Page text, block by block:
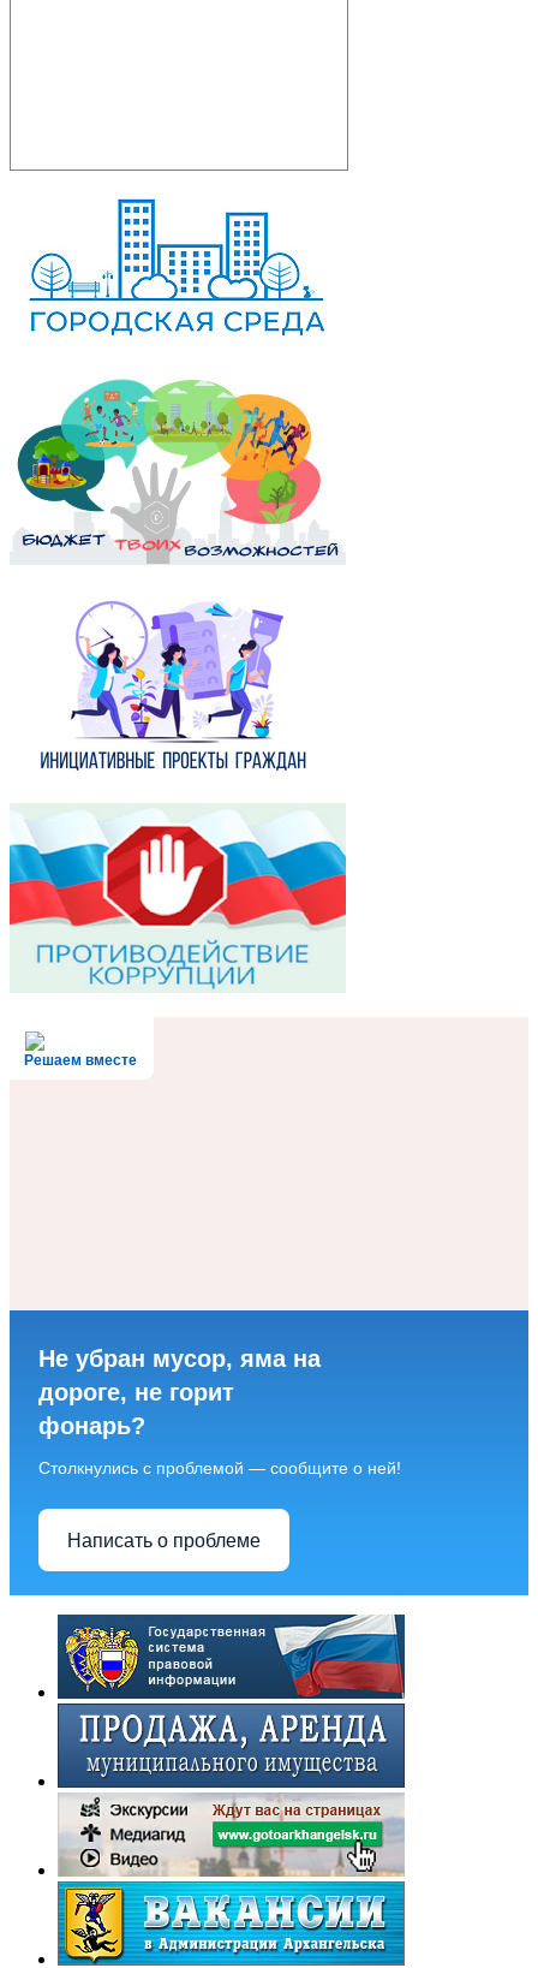
Решаем вместе
Не убран мусор, яма на
дороге, не горит
фонарь?
Столкнулись с проблемой — сообщите о ней!
Написать о проблеме